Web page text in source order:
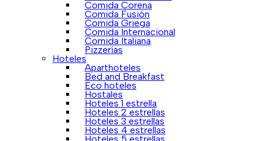
Comida Corena
Comida Fusión
Comida Griega
Comida Internacional
Comida Italiana
Pizzerías
Hoteles
Aparthoteles
Bed and Breakfast
Eco hoteles
Hostales
Hoteles 1 estrella
Hoteles 2 estrellas
Hoteles 3 estrellas
Hoteles 4 estrellas
Hoteles 5 estrellas